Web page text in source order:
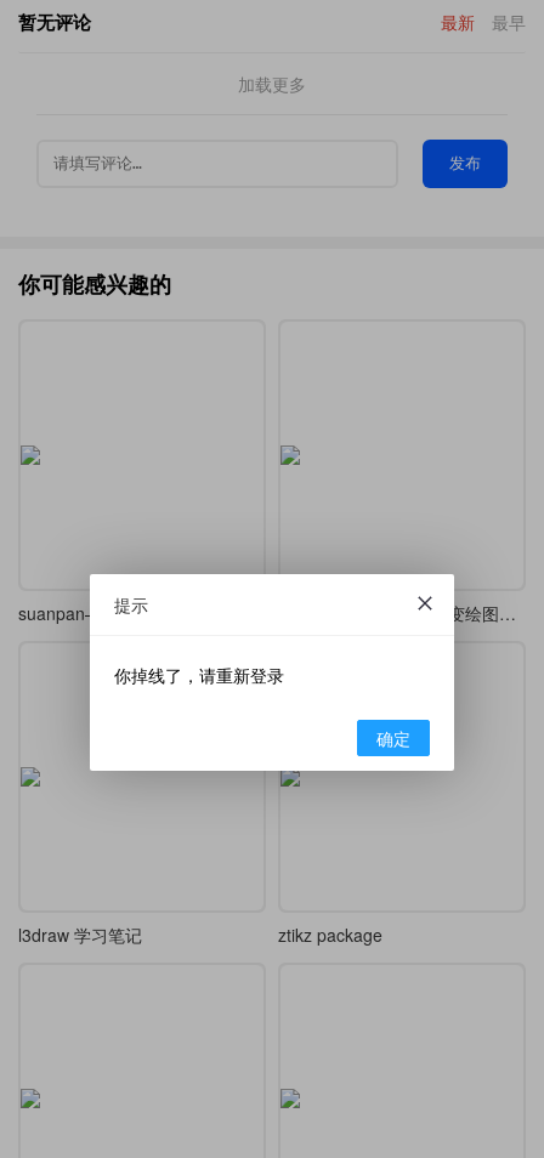
暂无评论 最新 最早
加载更多
发布
你可能感兴趣的
基于l3draw的沿曲线渐变绘图示例
l3draw 学习笔记 ztikz package
提示
你掉线了，请重新登录
确定